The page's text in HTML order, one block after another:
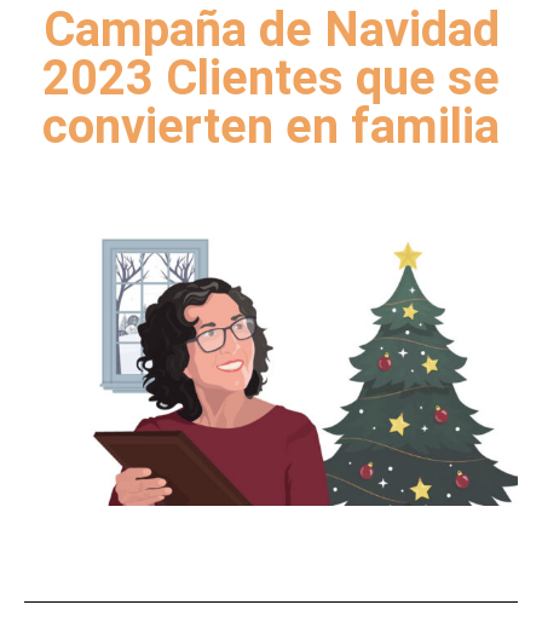
Campaña de Navidad
2023 Clientes que se
convierten en familia